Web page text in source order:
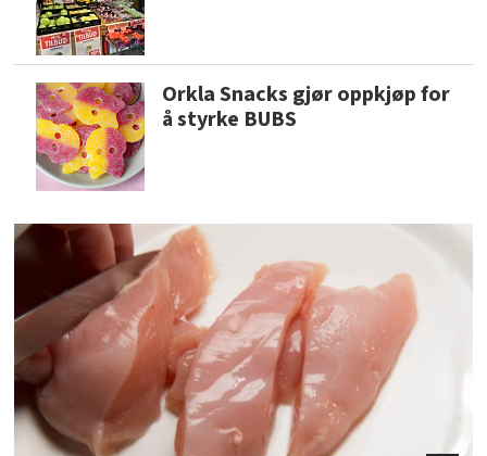
Orkla Snacks gjør oppkjøp for
å styrke BUBS